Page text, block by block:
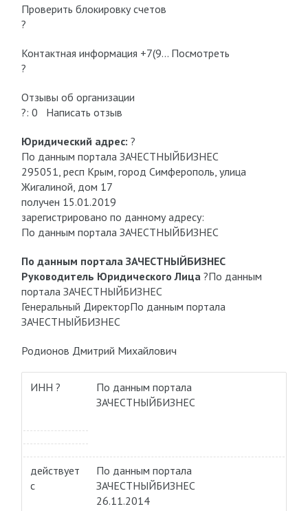
Проверить блокировку cчетов
?
Контактная информация +7(9… Посмотреть
?
Отзывы об организации
?: 0 Написать отзыв
Юридический адрес: ?
По данным портала ЗАЧЕСТНЫЙБИЗНЕС
295051, респ Крым, город Симферополь, улица
Жигалиной, дом 17
получен 15.01.2019
зарегистрировано по данному адресу:
По данным портала ЗАЧЕСТНЫЙБИЗНЕС
По данным портала ЗАЧЕСТНЫЙБИЗНЕС
Руководитель Юридического Лица?По данным
портала ЗАЧЕСТНЫЙБИЗНЕС
Генеральный ДиректорПо данным портала
ЗАЧЕСТНЫЙБИЗНЕС
Родионов Дмитрий Михайлович
ИНН ?
По данным портала
ЗАЧЕСТНЫЙБИЗНЕС
действует
с
По данным портала
ЗАЧЕСТНЫЙБИЗНЕС
26.11.2014